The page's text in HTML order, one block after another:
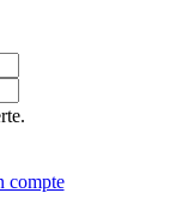
compte